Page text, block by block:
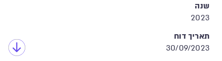
שנה
2023
תאריך דוח
30/09/2023